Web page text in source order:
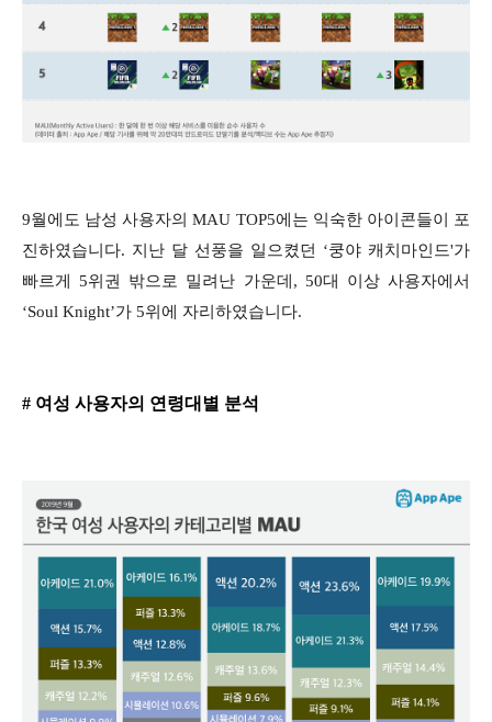
9월에도 남성 사용자의 MAU TOP5에는 익숙한 아이콘들이 포
진하였습니다. 지난 달 선풍을 일으켰던 ‘쿵야 캐치마인드'가
빠르게 5위권 밖으로 밀려난 가운데, 50대 이상 사용자에서
‘Soul Knight’가 5위에 자리하였습니다.
# 여성 사용자의 연령대별 분석